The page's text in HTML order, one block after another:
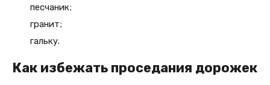
песчаник;
гранит;
гальку.
Как избежать проседания дорожек